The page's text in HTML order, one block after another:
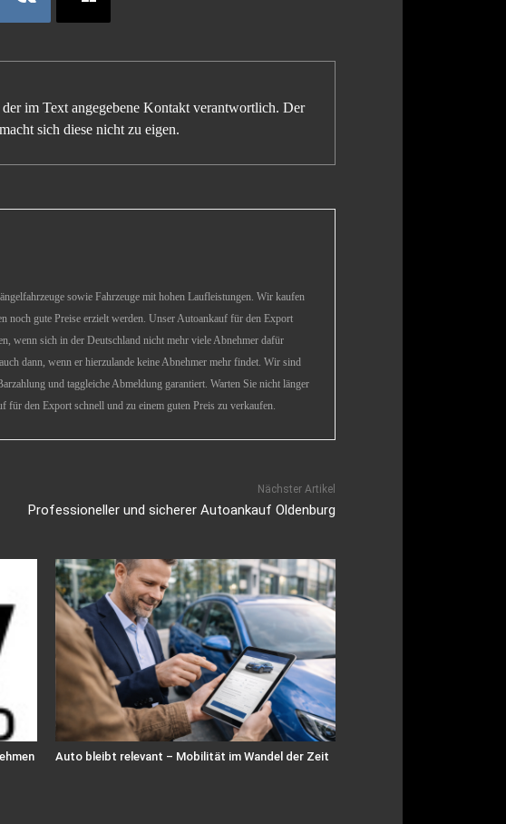
im Text angegebene Kontakt verantwortlich. Der
sich diese nicht zu eigen.
sowie Fahrzeuge mit hohen Laufleistungen. Wir kaufen
noch gute Preise erzielt werden. Unser Autoankauf für den Export
wenn sich in der Deutschland nicht mehr viele Abnehmer dafür
dann, wenn er hierzulande keine Abnehmer mehr findet. Wir sind
und taggleiche Abmeldung garantiert. Warten Sie nicht länger
den Export schnell und zu einem guten Preis zu verkaufen.
Nächster Artikel
Professioneller und sicherer Autoankauf Oldenburg
Auto bleibt relevant – Mobilität im Wandel der Zeit